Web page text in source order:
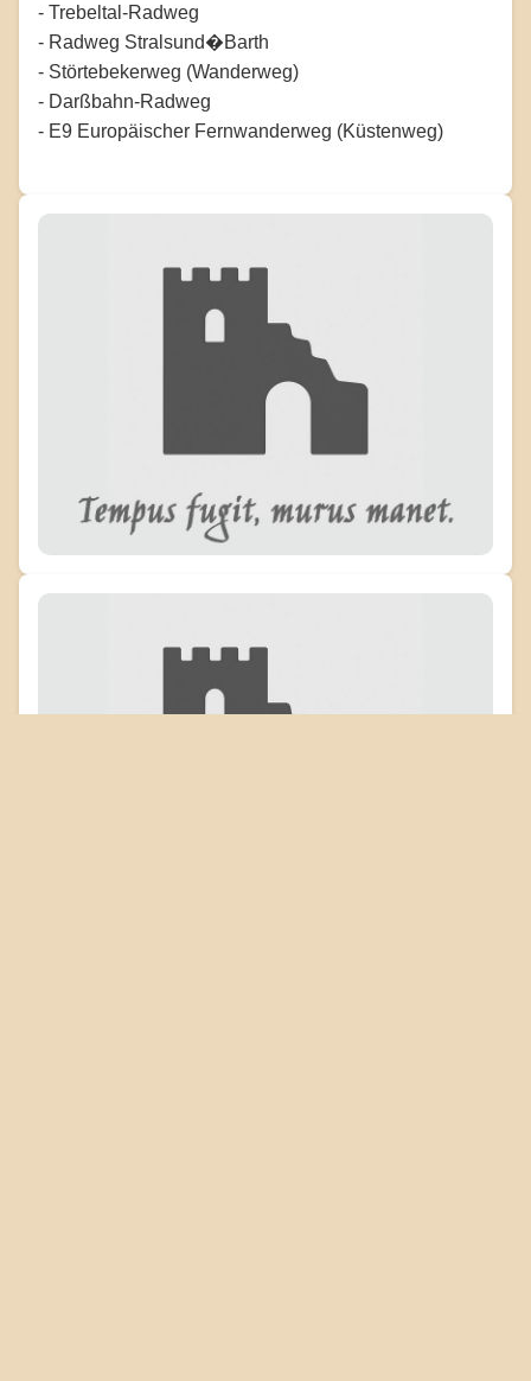
- Trebeltal-Radweg
- Radweg Stralsund�Barth
- Störtebekerweg (Wanderweg)
- Darßbahn-Radweg
- E9 Europäischer Fernwanderweg (Küstenweg)